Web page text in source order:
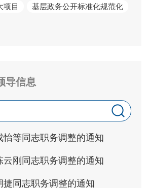
项目 基层政务公开标准化规范化
导信息
怡等同志职务调整的通知
云刚同志职务调整的通知
捷同志职务调整的通知